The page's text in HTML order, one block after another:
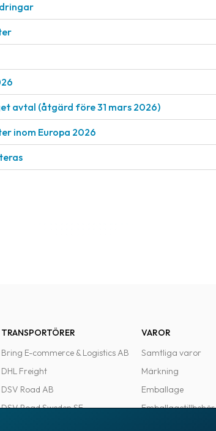
avtal (åtgärd före 31 mars 2026)
inom Europa 2026
TRANSPORTÖRER
Bring E-commerce & Logistics AB
DHL Freight
DSV Road AB
DSV Road Sweden SE
VAROR
Samtliga varor
Märkning
Emballage
Emballagetillbehör